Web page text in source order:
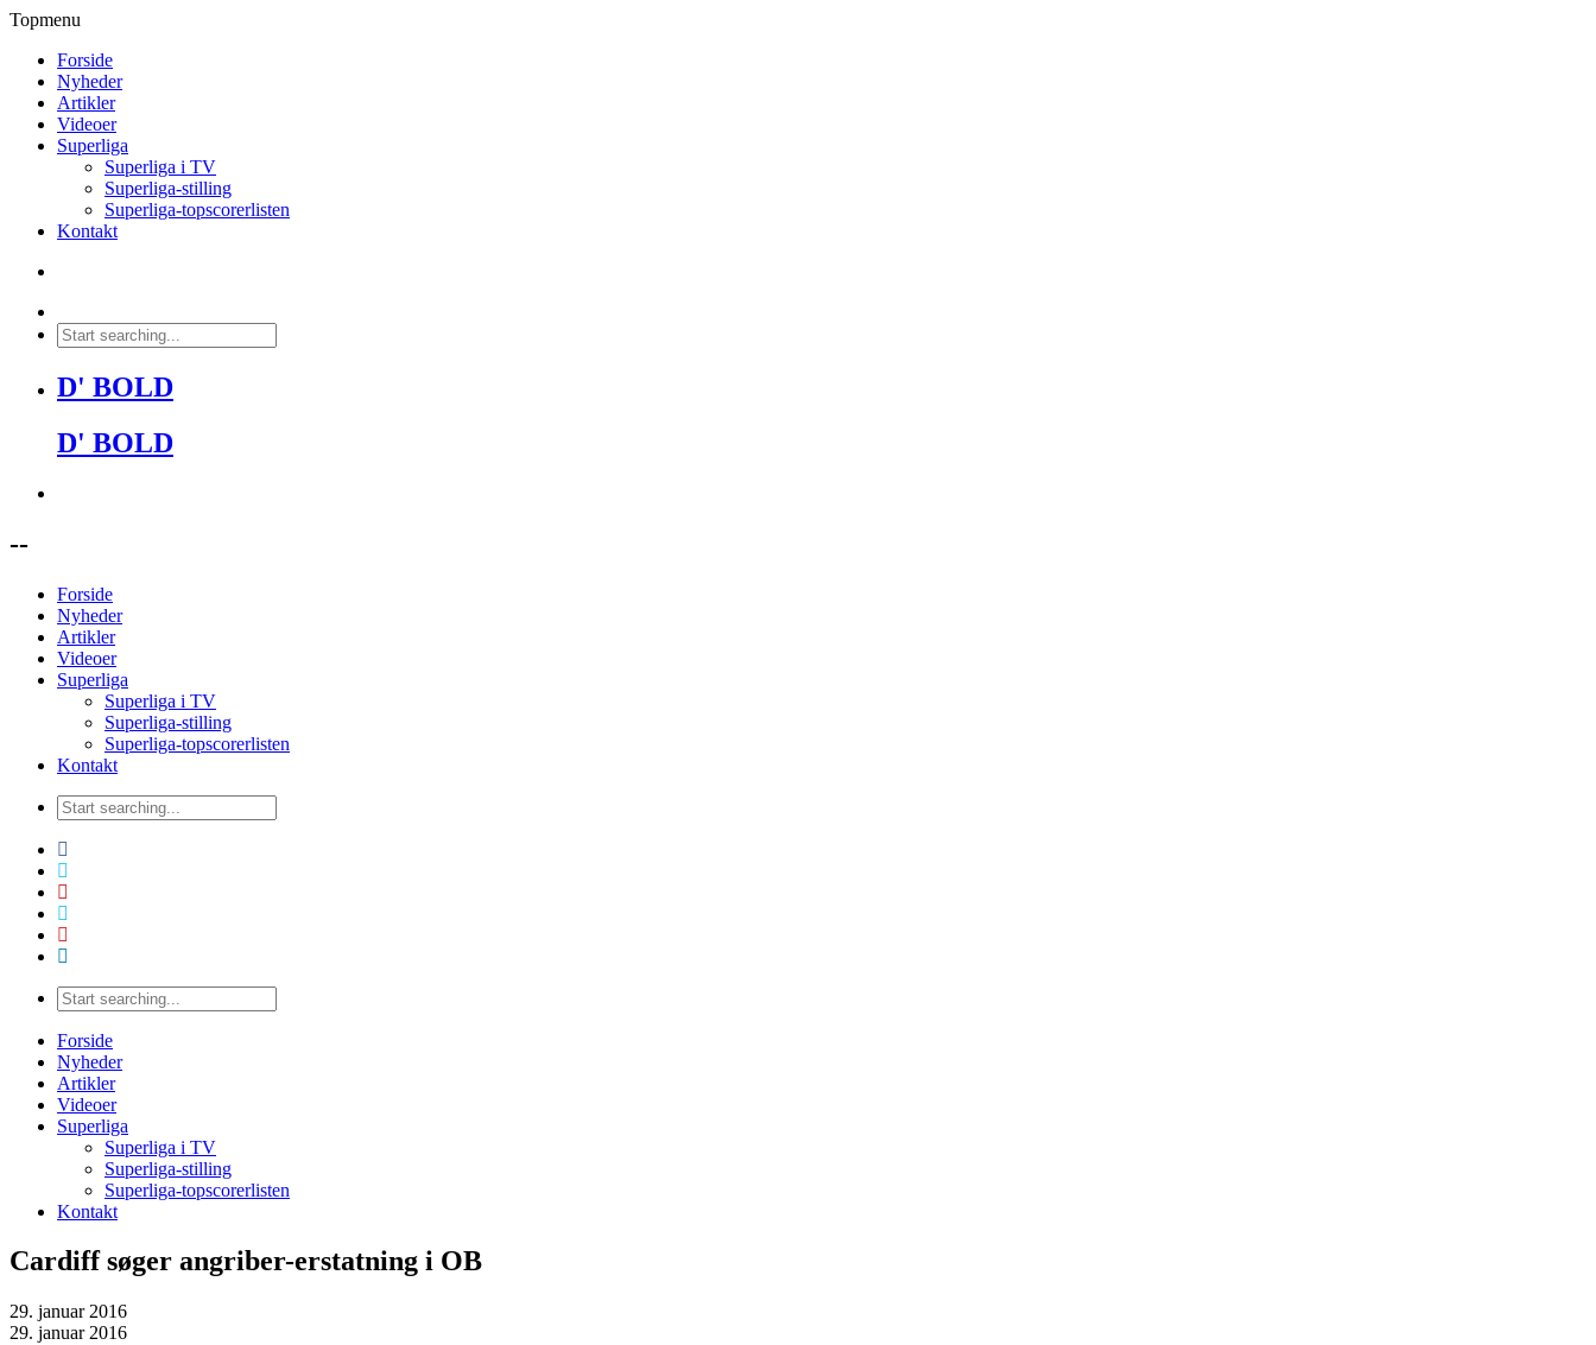
Topmenu
Forside
Nyheder
Artikler
Videoer
Superliga
Superliga i TV
Superliga-stilling
Superliga-topscorerlisten
Kontakt
D' BOLD
D' BOLD
--
Forside
Nyheder
Artikler
Videoer
Superliga
Superliga i TV
Superliga-stilling
Superliga-topscorerlisten
Kontakt
Forside
Nyheder
Artikler
Videoer
Superliga
Superliga i TV
Superliga-stilling
Superliga-topscorerlisten
Kontakt
Cardiff søger angriber-erstatning i OB
29. januar 2016
29. januar 2016